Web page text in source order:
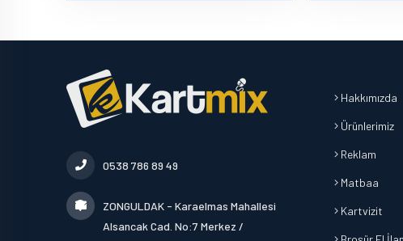
0538 786 89 49
ZONGULDAK - Karaelmas Mahallesi
Alsancak Cad. No:7 Merkez /
Hakkımızda
Ürünlerimiz
Reklam
Matbaa
Kartvizit